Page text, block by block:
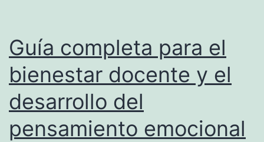
Guía completa para el
bienestar docente y el
desarrollo del
pensamiento emocional